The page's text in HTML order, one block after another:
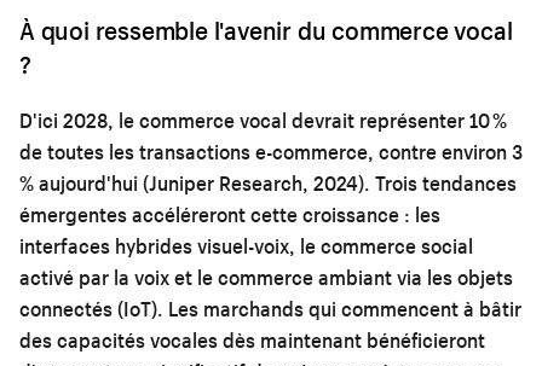
À quoi ressemble l'avenir du commerce vocal
?
D'ici 2028, le commerce vocal devrait représenter 10 %
de toutes les transactions e-commerce, contre environ 3
% aujourd'hui (Juniper Research, 2024). Trois tendances
émergentes accéléreront cette croissance : les
interfaces hybrides visuel-voix, le commerce social
activé par la voix et le commerce ambiant via les objets
connectés (IoT). Les marchands qui commencent à bâtir
des capacités vocales dès maintenant bénéficieront